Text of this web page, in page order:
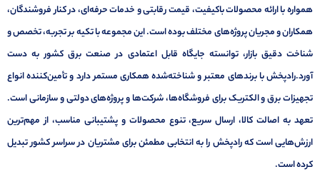
همواره با ارائه محصولات باکیفیت، قیمت رقابتی و خدمات حرفه‌ای، در کنار فروشندگان،
همکاران و مجریان پروژه‌های مختلف بوده است. این مجموعه با تکیه بر تجربه، تخصص و
شناخت دقیق بازار، توانسته جایگاه قابل اعتمادی در صنعت برق کشور به دست
آورد.رادپخش با برندهای معتبر و شناخته‌شده همکاری مستمر دارد و تأمین‌کننده انواع
تجهیزات برق و الکتریک برای فروشگاه‌ها، شرکت‌ها و پروژه‌های دولتی و سازمانی است.
تعهد به اصالت کالا، ارسال سریع، تنوع محصولات و پشتیبانی مناسب، از مهم‌ترین
ارزش‌هایی است که رادپخش را به انتخابی مطمئن برای مشتریان در سراسر کشور تبدیل
کرده است.